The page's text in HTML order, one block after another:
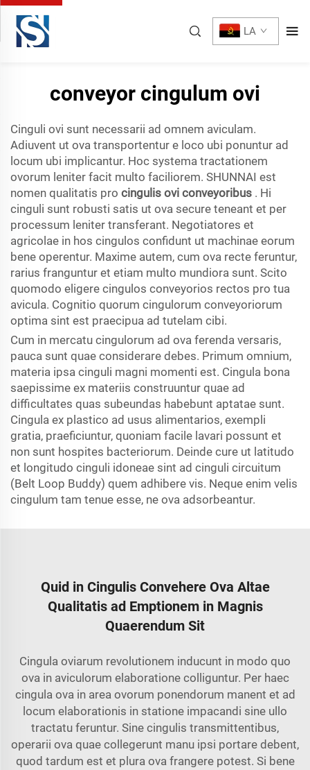
LA
conveyor cingulum ovi
Cinguli ovi sunt necessarii ad omnem aviculam.
Adiuvent ut ova transportentur e loco ubi ponuntur ad
locum ubi implicantur. Hoc systema tractationem
ovorum leniter facit multo faciliorem. SHUNNAI est
nomen qualitatis pro cingulis ovi conveyoribus . Hi
cinguli sunt robusti satis ut ova secure teneant et per
processum leniter transferant. Negotiatores et
agricolae in hos cingulos confidunt ut machinae eorum
bene operentur. Maxime autem, cum ova recte feruntur,
rarius franguntur et etiam multo mundiora sunt. Scito
quomodo eligere cingulos conveyorios rectos pro tua
avicula. Cognitio quorum cingulorum conveyoriorum
optima sint est praecipua ad tutelam cibi.
Cum in mercatu cingulorum ad ova ferenda versaris,
pauca sunt quae considerare debes. Primum omnium,
materia ipsa cinguli magni momenti est. Cingula bona
saepissime ex materiis construuntur quae ad
difficultates quas subeundas habebunt aptatae sunt.
Cingula ex plastico ad usus alimentarios, exempli
gratia, praeficiuntur, quoniam facile lavari possunt et
non sunt hospites bacteriorum. Deinde cure ut latitudo
et longitudo cinguli idoneae sint ad cinguli circuitum
(Belt Loop Buddy) quem adhibere vis. Neque enim velis
cingulum tam tenue esse, ne ova adsorbeantur.
Quid in Cingulis Convehere Ova Altae
Qualitatis ad Emptionem in Magnis
Quaerendum Sit
Cingula oviarum revolutionem inducunt in modo quo
ova in aviculorum elaboratione colliguntur. Per haec
cingula ova in area ovorum ponendorum manent et ad
locum elaborationis in statione impacandi sine ullo
tractatu feruntur. Sine cingulis transmittentibus,
operarii ova quae collegerunt manu ipsi portare debent,
quod tardum est et plura ova frangere potest. Si bene